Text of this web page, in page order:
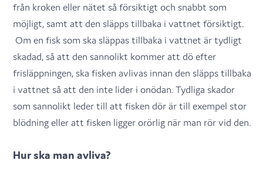
från kroken eller nätet så försiktigt och snabbt som
möjligt, samt att den släpps tillbaka i vattnet försiktigt.
Om en fisk som ska släppas tillbaka i vattnet är tydligt
skadad, så att den sannolikt kommer att dö efter
frisläppningen, ska fisken avlivas innan den släpps tillbaka
i vattnet så att den inte lider i onödan. Tydliga skador
som sannolikt leder till att fisken dör är till exempel stor
blödning eller att fisken ligger orörlig när man rör vid den.
Hur ska man avliva?